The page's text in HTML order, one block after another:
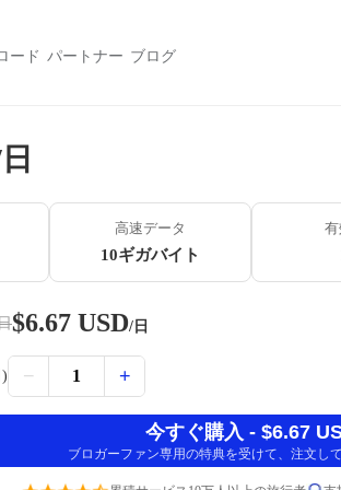
ード パートナー ブログ
高速データ
10ギガバイト
有
$6.67 USD/日
− 1 +
今すぐ購入 - $6.67
ブロガーファン専用の特典を受けて、注文し